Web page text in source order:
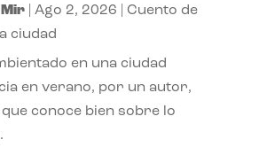
| Ago 2, 2026
Cuento de
ciudad
en una ciudad
en verano, por un autor,
conoce bien sobre lo